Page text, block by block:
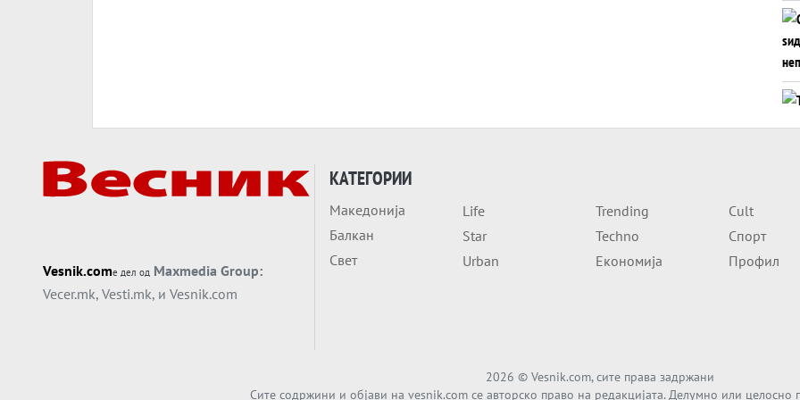
Vesnik.comе дел од Maxmedia Group:
Vecer.mk, Vesti.mk, и Vesnik.com
КАТЕГОРИИ
Македонија
Балкан
Свет
Life
Star
Urban
Trending
Techno
Економија
Cult
Спорт
Профил
2026 © Vesnik.com, сите права задржани
Сите содржини и објави на vesnik.com се авторско право на редакцијата. Делумно или целосно